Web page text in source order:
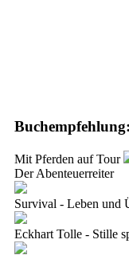
Buchempfehlung:
Mit Pferden auf Tour
Der Abenteuerreiter
Survival - Leben und
Eckhart Tolle - Stille